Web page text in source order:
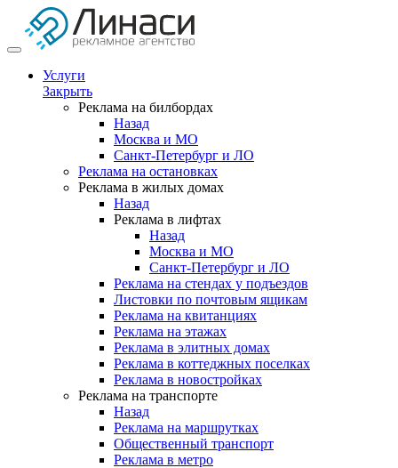
Услуги
Закрыть
Реклама на билбордах
Назад
Москва и МО
Санкт-Петербург и ЛО
Реклама на остановках
Реклама в жилых домах
Назад
Реклама в лифтах
Назад
Москва и МО
Санкт-Петербург и ЛО
Реклама на стендах у подъездов
Листовки по почтовым ящикам
Реклама на квитанциях
Реклама на этажах
Реклама в элитных домах
Реклама в коттеджных поселках
Реклама в новостройках
Реклама на транспорте
Назад
Реклама на маршрутках
Общественный транспорт
Реклама в метро